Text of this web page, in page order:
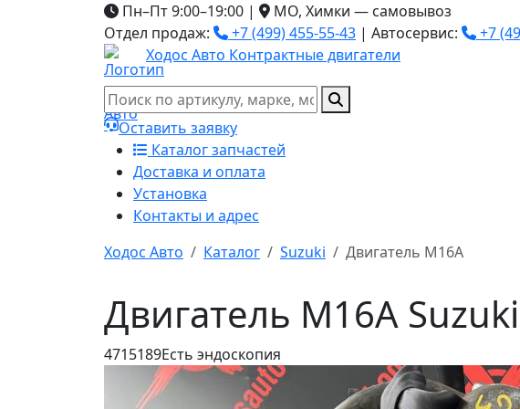
Пн–Пт 9:00–19:00 |
МО, Химки — самовывоз
Отдел продаж:
+7 (499) 455-55-43 | Автосервис: +7
Ходос Авто Контрактные двигатели
Оставить заявку
Каталог запчастей
Доставка и оплата
Установка
Контакты и адрес
Ходос Авто
Каталог Suzuki Двигатель M16A
Двигатель M16A Suzuki
4715189Есть эндоскопия